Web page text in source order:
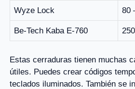
Wyze Lock 80
Be-Tech Kaba E-760
Estas cerraduras tienen muchas
útiles. Puedes crear códigos
teclados iluminados. También se